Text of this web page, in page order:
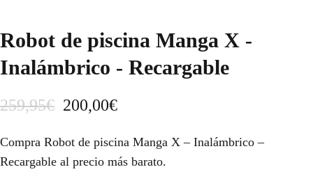
Robot de piscina Manga X -
Inalámbrico - Recargable
259,95€ E
p
200,00€E
p
Compra Robot de piscina Manga X – Inalámbrico –
Recargable al precio más barato.